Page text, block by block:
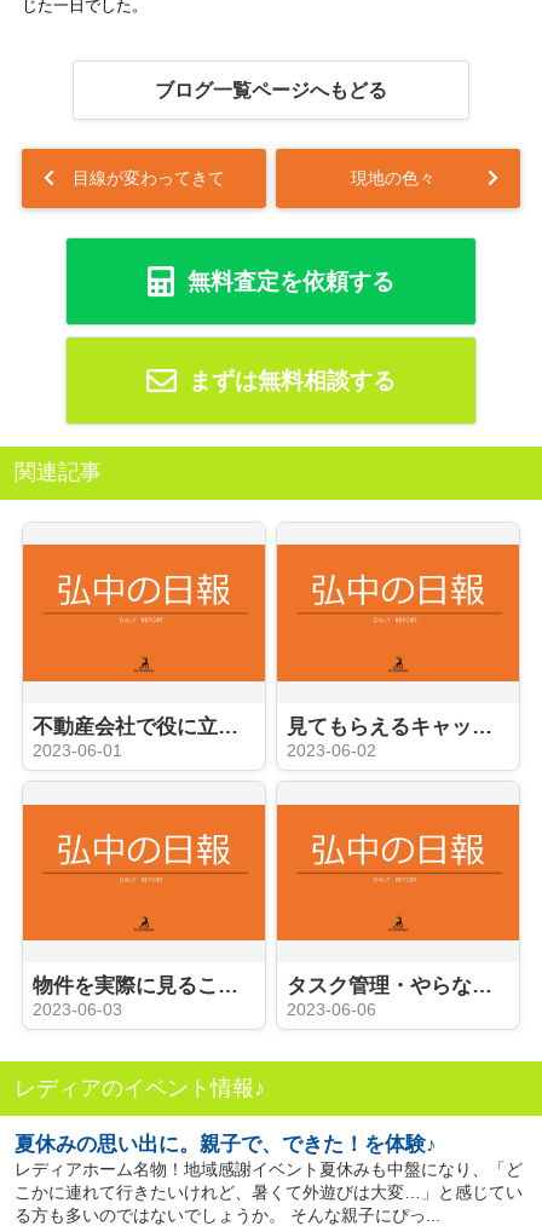
じた一日でした。
ブログ一覧ページへもどる
目線が変わってきて 現地の色々
無料査定を依頼する
まずは無料相談する
関連記事
不動産会社で役に立つ事務員への道
2023-06-01
見てもらえるキャッチコピーやコメント？
2023-06-02
物件を実際に見ることができる内覧会
2023-06-03
タスク管理・やらなければならないこと
2023-06-06
レディアのイベント情報♪
夏休みの思い出に。親子で、できた！を体験♪
レディアホーム名物！地域感謝イベント夏休みも中盤になり、「ど
こかに連れて行きたいけれど、暑くて外遊びは大変…」と感じてい
る方も多いのではないでしょうか。 そんな親子にぴっ...